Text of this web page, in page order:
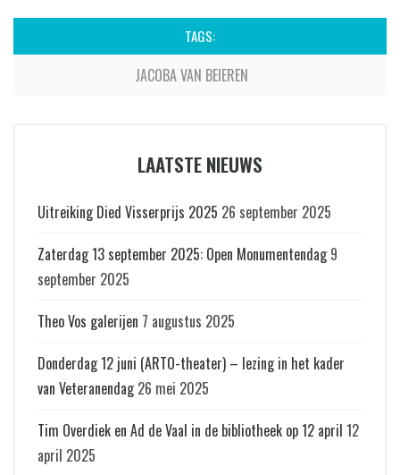
TAGS:
JACOBA VAN BEIEREN
LAATSTE NIEUWS
Uitreiking Died Visserprijs 2025 26 september 2025
Zaterdag 13 september 2025: Open Monumentendag 9
september 2025
Theo Vos galerijen 7 augustus 2025
Donderdag 12 juni (ARTO-theater) – lezing in het kader
van Veteranendag 26 mei 2025
Tim Overdiek en Ad de Vaal in de bibliotheek op 12 april 12
april 2025